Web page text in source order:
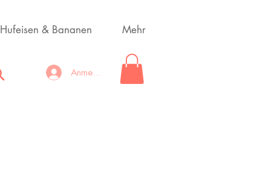
Hufeisen & Bananen Mehr
Anmelden